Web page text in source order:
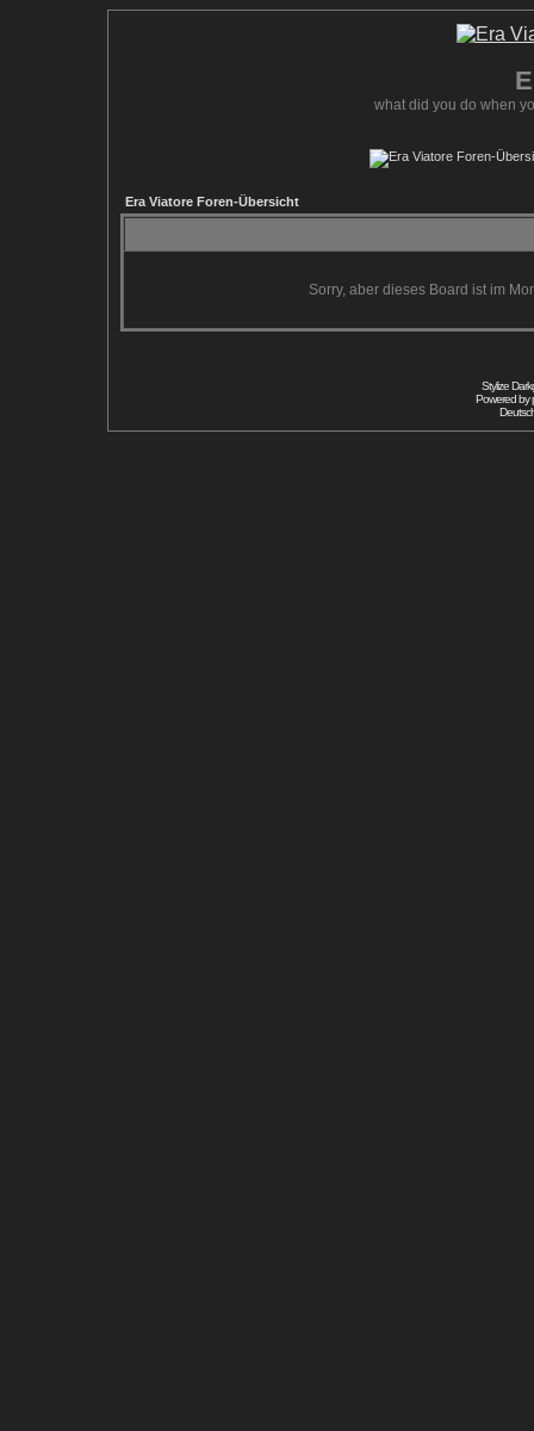
what did you do when
Era Viatore Foren-Übersicht
Sorry, aber dieses Board ist im
Stylize
Powered by